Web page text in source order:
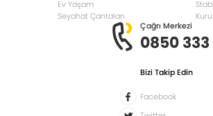
Ev Yaşam
Seyahat Çantaları
Çağrı Merkezi
0850
Bizi Takip Edin
Facebook